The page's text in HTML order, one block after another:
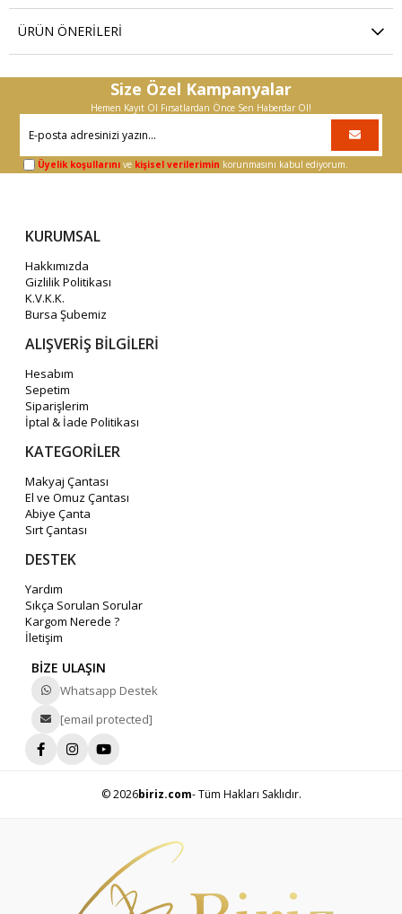
ÜRÜN ÖNERILERI
Size Özel Kampanyalar
Hemen Kayıt Ol Fırsatlardan Önce Sen Haberdar Ol!
Üyelik koşullarını ve kişisel verilerimin korunmasını kabul ediyorum.
KURUMSAL
Hakkımızda
Gizlilik Politikası
K.V.K.K.
Bursa Şubemiz
ALIŞVERİŞ BİLGİLERİ
Hesabım
Sepetim
Siparişlerim
İptal & İade Politikası
KATEGORİLER
Makyaj Çantası
El ve Omuz Çantası
Abiye Çanta
Sırt Çantası
DESTEK
Yardım
Sıkça Sorulan Sorular
Kargom Nerede ?
İletişim
BİZE ULAŞIN
Whatsapp Destek
[email protected]
© 2026biriz.com- Tüm Hakları Saklıdır.